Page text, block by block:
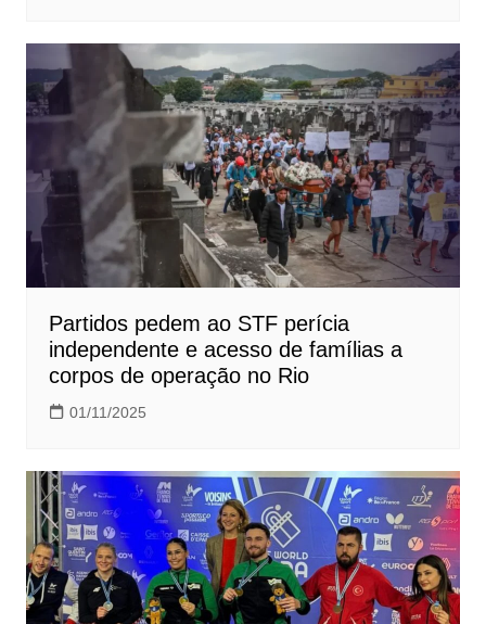
Partidos pedem ao STF perícia
independente e acesso de famílias a
corpos de operação no Rio
01/11/2025